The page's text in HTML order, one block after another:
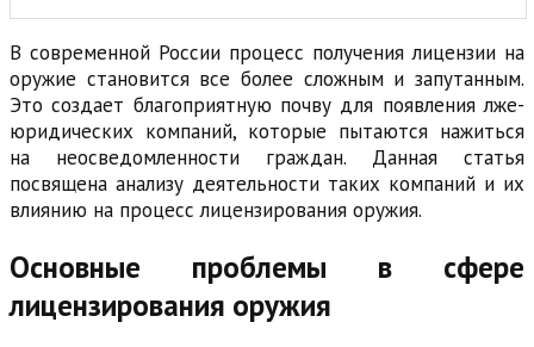
В современной России процесс получения лицензии на
оружие становится все более сложным и запутанным.
Это создает благоприятную почву для появления лже-
юридических компаний, которые пытаются нажиться
на неосведомленности граждан. Данная статья
посвящена анализу деятельности таких компаний и их
влиянию на процесс лицензирования оружия.
Основные проблемы в сфере
лицензирования оружия